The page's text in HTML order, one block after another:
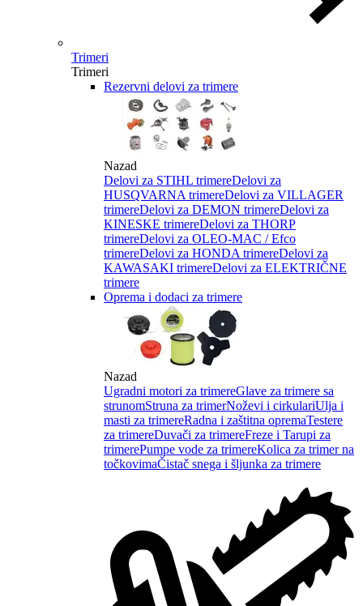
Trimeri
Trimeri
Rezervni delovi za trimere
Nazad
Delovi za STIHL trimereDelovi za
HUSQVARNA trimereDelovi za VILLAGER
trimereDelovi za DEMON trimereDelovi za
KINESKE trimereDelovi za THORP
trimereDelovi za OLEO-MAC / Efco
trimereDelovi za HONDA trimereDelovi za
KAWASAKI trimereDelovi za ELEKTRIČNE
trimere
Oprema i dodaci za trimere
Nazad
Ugradni motori za trimereGlave za trimere sa
strunomStruna za trimerNoževi i cirkulariUlja i
masti za trimereRadna i zaštitna opremaTestere
za trimereDuvači za trimereFreze i Tarupi za
trimerePumpe vode za trimereKolica za trimer na
točkovimaČistač snega i šljunka za trimere